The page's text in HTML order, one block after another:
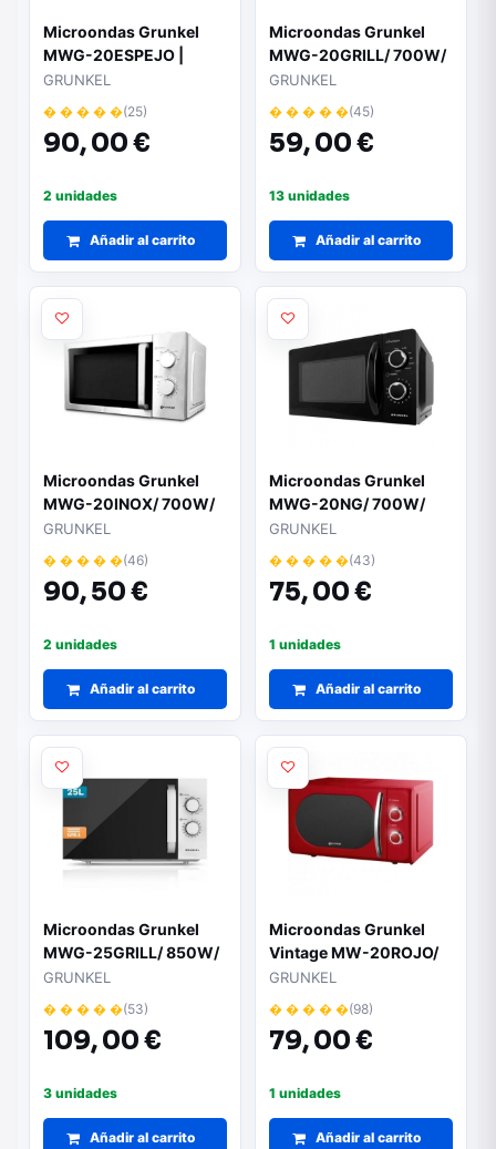
Microondas Grunkel
MWG-20ESPEJO |
800W | Capacidad 20L
| Función Grill | Negro
GRUNKEL
� � � � �(25)
90,00 €
2 unidades
Añadir al carrito
Microondas Grunkel
MWG-20GRILL/ 700W/
Capacidad 20L/
Función Grill/ Blanco
GRUNKEL
� � � � �(45)
59,00 €
13 unidades
Añadir al carrito
Microondas Grunkel
MWG-20INOX/ 700W/
Capacidad 20L/
Funcion Grill/ Plata
GRUNKEL
� � � � �(46)
90,50 €
2 unidades
Añadir al carrito
Microondas Grunkel
MWG-20NG/ 700W/
Capacidad 20L/
Funcion Grill/ Negro
GRUNKEL
� � � � �(43)
75,00 €
1 unidades
Añadir al carrito
Microondas Grunkel
MWG-25GRILL/ 850W/
Capacidad 25L/
Funcion Grill/ Blanco
GRUNKEL
� � � � �(53)
109,00 €
3 unidades
Añadir al carrito
Microondas Grunkel
Vintage MW-20ROJO/
700W/ Capacidad 20L/
GRUNKEL
� � � � �(98)
79,00 €
1 unidades
Añadir al carrito